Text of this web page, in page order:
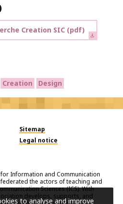
Creation SIC (pdf)
Creation Design
Sitemap
Legal notice
for Information and Communication
federated the actors of teaching and
Sciences (ICS). With
develops, supports, and
to analyse and improve